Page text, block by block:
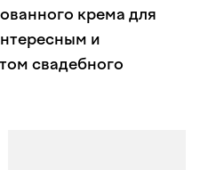
крема для
и
свадебного